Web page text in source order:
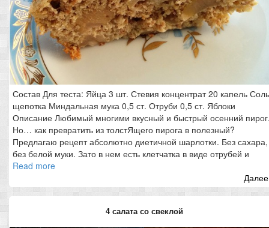
Состав Для теста: Яйца 3 шт. Стевия концентрат 20 капель Соль
щепотка Миндальная мука 0,5 ст. Отруби 0,5 ст. Яблоки
Описание Любимый многими вкусный и быстрый осенний
Но… как превратить из толстЯщего пирога в полезный?
Предлагаю рецепт абсолютно диетичной шарлотки. Без сахара,
без белой муки. Зато в нем есть клетчатка в виде отрубей и
Read more
4 салата со свеклой